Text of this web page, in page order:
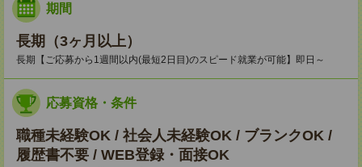
期間
長期（3ヶ月以上）
長期【ご応募から1週間以内(最短2日目)のスピード就業が可能】即日～
応募資格・条件
職種未経験OK / 社会人未経験OK / ブランクOK /
履歴書不要 / WEB登録・面接OK